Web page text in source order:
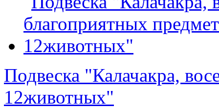
Подвеска "Калачакра,
12животных"